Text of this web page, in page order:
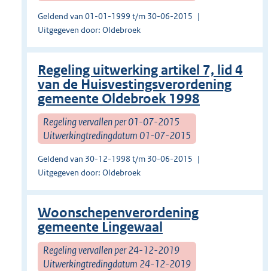
Geldend van 01-01-1999 t/m 30-06-2015
Uitgegeven door: Oldebroek
Regeling uitwerking artikel 7, lid 4
van de Huisvestingsverordening
gemeente Oldebroek 1998
Regeling vervallen per 01-07-2015
Uitwerkingtredingdatum 01-07-2015
Geldend van 30-12-1998 t/m 30-06-2015
Uitgegeven door: Oldebroek
Woonschepenverordening
gemeente Lingewaal
Regeling vervallen per 24-12-2019
Uitwerkingtredingdatum 24-12-2019